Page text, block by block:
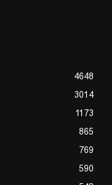
4648
3014
1173
865
769
590